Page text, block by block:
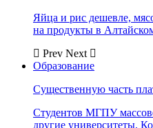
Яйца и рис дешевле,
на продукты в
Prev Next
Образование
Существенную часть
Студентов МГПУ
другие университеты.